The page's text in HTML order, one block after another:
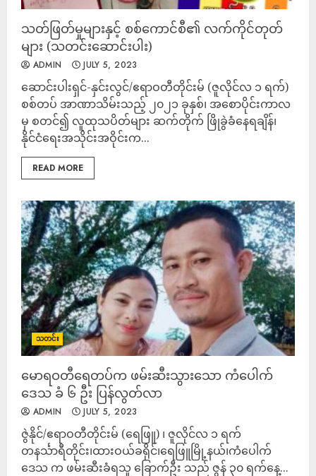
သတ်ဖြတ်မှုများနှင့် စစ်ကောင်စီ၏ လက်ကိုင်တုတ်
များ (သတင်းဆောင်းပါး)
ADMIN JULY 5, 2023
ဆောင်းပါးရှင်-နှင်းလွင်/ဧရာဝတီတိုင်းမ် (ဇူလိုင်လ ၁ ရက်)
စစ်တပ် အာဏာသိမ်းသည့် ၂၀၂၁ ခုနှစ်၊ အစောပိုင်းကာလ
မှ စတင်၍ လူထုသပိတ်များ ဆက်တိုက် ဖြိုခွဲခံနေရချိန်၊
နိုင်ငံရေးအသိုင်းအဝိုင်းက...
READ MORE
သတင်း
မောရဝတီရေတပ်က ဖမ်းဆီးသွားသော ကံပေါက်
ဒေသ ခံ ၆ ဦး ပြန်လွတ်လာ
ADMIN JULY 5, 2023
ဇွဲနိုင်/ဧရာဝတီတိုင်းမ် (ရေဖြူ) ၊ ဇူလိုင်လ ၁ ရက်
တနင်္သာရီတိုင်း၊ထားဝယ်ခရိုင်၊ရေဖြူမြို့နယ်၊ကံပေါက်
ဒေသ က ဖမ်းဆီးခံရသူ ခြောက်ဦး သည် ဇွန် ၃၀ ရက်နေ့...